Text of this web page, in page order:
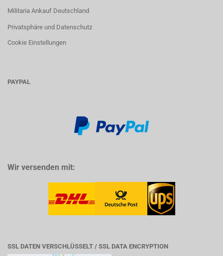
Militaria Ankauf Deutschland
Privatsphäre und Datenschutz
Cookie Einstellungen
PAYPAL
Wir versenden mit:
SSL DATEN VERSCHLÜSSELT / SSL DATA ENCRYPTION